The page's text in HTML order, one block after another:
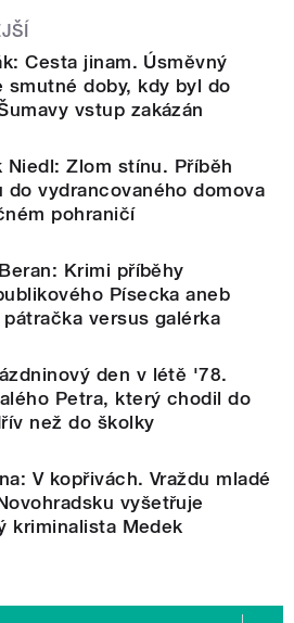
Cesta jinam. Úsměvný
smutné doby, kdy byl do
vstup zakázán
Niedl: Zlom stínu. Příběh
do vydrancovaného domova
pohraničí
Krimi příběhy
Písecka aneb
versus galérka
den v létě '78.
Petra, který chodil do
než do školky
V kopřivách. Vraždu mladé
vyšetřuje
kriminalista Medek